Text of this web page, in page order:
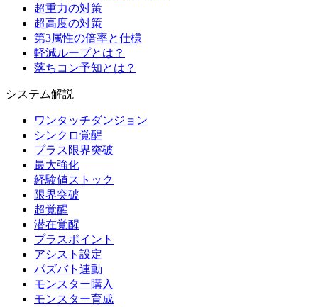
超重力の対策
超高度の対策
第3属性の倍率と仕様
軽減ループとは？
落ちコン予知とは？
システム解説
ワンタッチダンジョン
シンクロ覚醒
プラス限界突破
最大強化
経験値ストック
限界突破
超覚醒
潜在覚醒
プラスポイント
アシスト設定
パズバト連動
モンスター購入
モンスター育成